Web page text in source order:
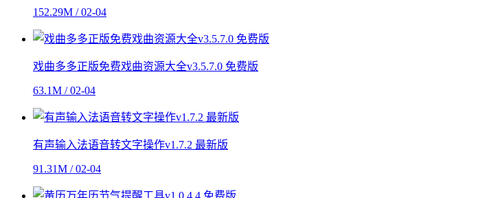
152.29M / 02-04
戏曲多多正版免费戏曲资源大全v3.5.7.0 免费版
63.1M / 02-04
有声输入法语音转文字操作v1.7.2 最新版
91.31M / 02-04